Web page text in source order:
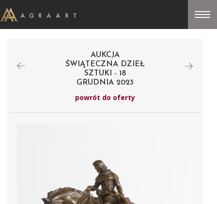
AUKCJA
ŚWIĄTECZNA DZIEŁ
SZTUKI - 18
GRUDNIA 2023
powrót do oferty